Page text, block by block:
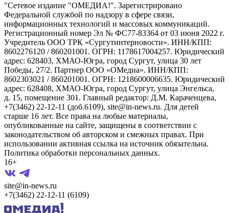
"Сетевое издание "ОМЕДИА!". Зарегистрировано
Федеральной службой по надзору в сфере связи,
информационных технологий и массовых коммуникаций.
Регистрационный номер Эл № ФС77-83364 от 03 июня 2022 г.
Учредитель ООО ТРК «Сургутинтерновости». ИНН/КПП:
8602276120 / 860201001. ОГРН: 1178617004257. Юридический
адрес: 628403, ХМАО-Югра, город Сургут, улица 30 лет
Победы, 27/2. Партнер ООО «ОМедиа». ИНН/КПП:
8602303021 / 860201001. ОГРН: 1218600006635. Юридический
адрес: 628408, ХМАО-Югра, город Сургут, улица Энгельса,
д. 15, помещение 301. Главный редактор: Д.М. Караченцева,
+7(3462) 22-12-11 (доб.6109), site@in-news.ru. Для детей
старше 16 лет. Все права на любые материалы,
опубликованные на сайте, защищены в соответствии с
законодательством об авторском и смежных правах. При
использовании активная ссылка на источник обязательна.
Политика обработки персональных данных.
16+
site@in-news.ru
+7(3462) 22-12-11 (6109)